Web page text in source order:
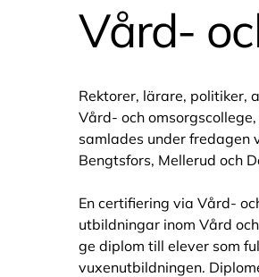
Vård-
Rektorer, lärare, politiker,
Vård- och
samlades under fredagen
Bengtsfors, Mellerud och
En certifiering via Vård-
utbildningar inom Vård
ge diplom till elever som
vuxenutbildningen.